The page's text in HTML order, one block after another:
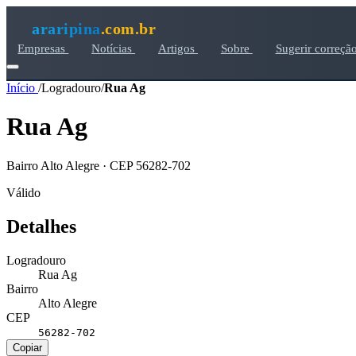
araripina.com.br
Empresas Notícias Artigos Sobre Sugerir
Início /Logradouro/Rua Ag
Rua Ag
Bairro Alto Alegre · CEP 56282-702
Válido
Detalhes
Logradouro
Rua Ag
Bairro
Alto Alegre
CEP
56282-702
Copiar